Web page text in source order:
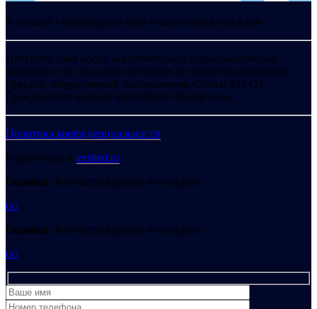
Хелпсант - инженерные сети и сантехника под ключ
Интернет-сайт носит исключительно информационный
характер и ни при каких условиях не является публичной
офертой, определяемой положениями Статьи 437 (2)
Гражданского кодекса Российской Федерации.
Политика конфиденциальности
Разработано в exsited.ru
Ошибка: Контактная форма не найдена.
GO
Ошибка: Контактная форма не найдена.
GO